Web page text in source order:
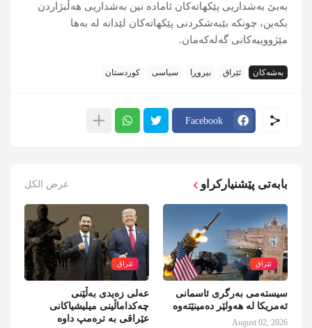
بەبێ بەشداریی پێكهاتەكان ئامادە نین بەشداریی هەڵبژاردن
بكەین، چونكە بێبەشكردنی پێكهاتەكان لێدانە لە بەها
مێژووییەكانی گەلەكەمان.
بەشەکان ئێراق بیروڕا سیاسی کوردستان
Facebook
بابەتی پێشنیارکراو عرض الكل
ئێراق
سیستەمی بەرگری ئاسمانی
ئەمریکا لە هەولێر دەمینێتەوە
August 02, 2026
ئێراق
عەلی زەیدی بەڵێنی
چەکداماڵینی میلیشیاکانی
عێراقی بە ترەمپ داوە